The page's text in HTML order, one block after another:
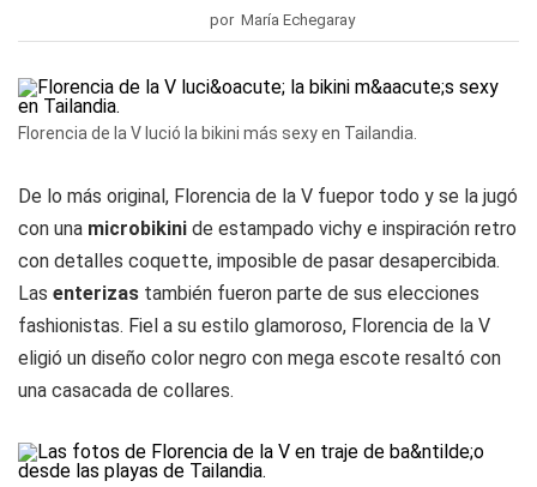
por María Echegaray
Florencia de la V lució la bikini más sexy en Tailandia.
De lo más original, Florencia de la V fuepor todo y se la jugó
con una microbikini de estampado vichy e inspiración retro
con detalles coquette, imposible de pasar desapercibida.
Las enterizas también fueron parte de sus elecciones
fashionistas. Fiel a su estilo glamoroso, Florencia de la V
eligió un diseño color negro con mega escote resaltó con
una casacada de collares.